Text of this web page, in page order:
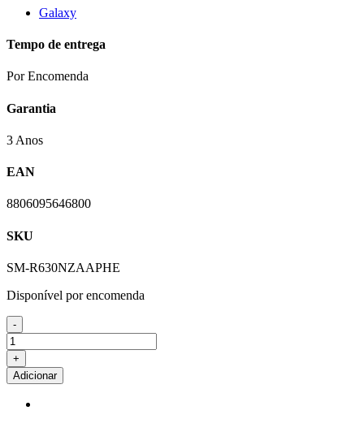
Galaxy
Tempo de entrega
Por Encomenda
Garantia
3 Anos
EAN
8806095646800
SKU
SM-R630NZAAPHE
Disponível por encomenda
-
Quantidade
de
Auriculares
Galaxy
+
Adicionar